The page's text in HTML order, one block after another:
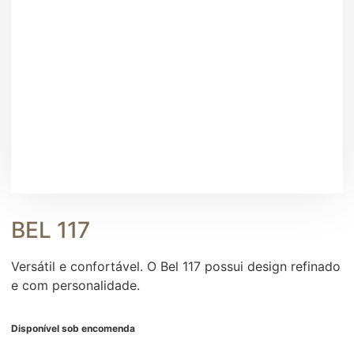
BEL 117
Versátil e confortável. O Bel 117 possui design refinado
e com personalidade.
Disponível sob encomenda